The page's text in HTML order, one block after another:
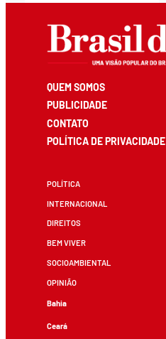
QUEM SOMOS
PUBLICIDADE
CONTATO
POLÍTICA DE PRIVACIDADE
POLÍTICA
INTERNACIONAL
DIREITOS
BEM VIVER
SOCIOAMBIENTAL
OPINIÃO
Bahia
Ceará